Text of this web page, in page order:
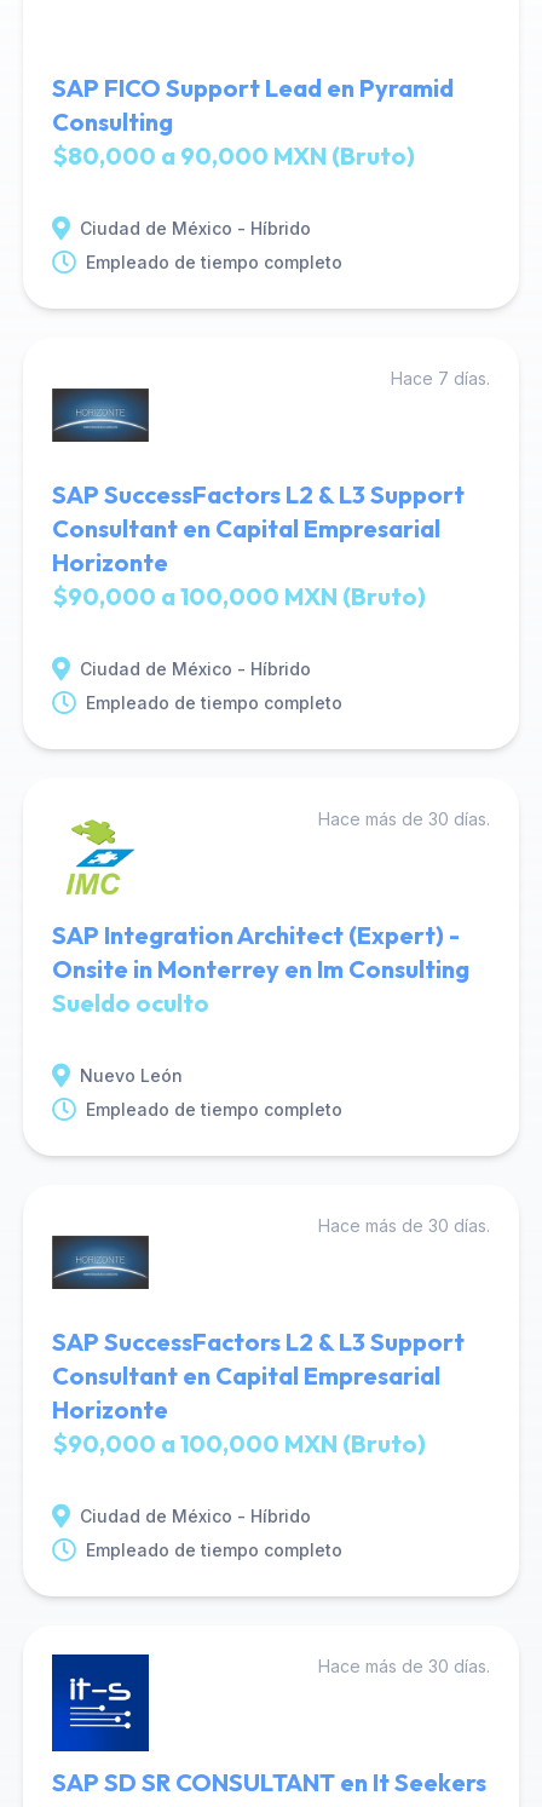
SAP FICO Support Lead en Pyramid
Consulting
$80,000 a 90,000 MXN (Bruto)
Ciudad de México - Híbrido
Empleado de tiempo completo
Hace 7 días.
SAP SuccessFactors L2 & L3 Support
Consultant en Capital Empresarial
Horizonte
$90,000 a 100,000 MXN (Bruto)
Ciudad de México - Híbrido
Empleado de tiempo completo
Hace más de 30 días.
SAP Integration Architect (Expert) -
Onsite in Monterrey en Im Consulting
Sueldo oculto
Nuevo León
Empleado de tiempo completo
Hace más de 30 días.
SAP SuccessFactors L2 & L3 Support
Consultant en Capital Empresarial
Horizonte
$90,000 a 100,000 MXN (Bruto)
Ciudad de México - Híbrido
Empleado de tiempo completo
Hace más de 30 días.
SAP SD SR CONSULTANT en It Seekers